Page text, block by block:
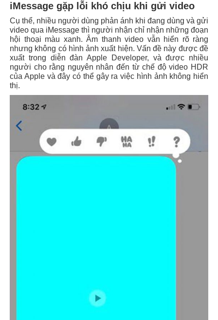
iMessage gặp lỗi khó chịu khi gửi video
Cụ thể, nhiều người dùng phản ánh khi đang dùng và gửi
video qua iMessage thì người nhận chỉ nhận những đoạn
hội thoại màu xanh. Âm thanh video vẫn hiển rõ ràng
nhưng không có hình ảnh xuất hiện. Vấn đề này được đề
xuất trong diễn đàn Apple Developer, và được nhiều
người cho rằng nguyên nhân đến từ chế độ video HDR
của Apple và đây có thể gây ra việc hình ảnh không hiển
thị.